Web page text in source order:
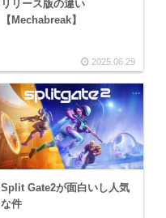
リリース版の違い
【Mechabreak】
2025.06.29
Split Gate2が面白いし人気
な件